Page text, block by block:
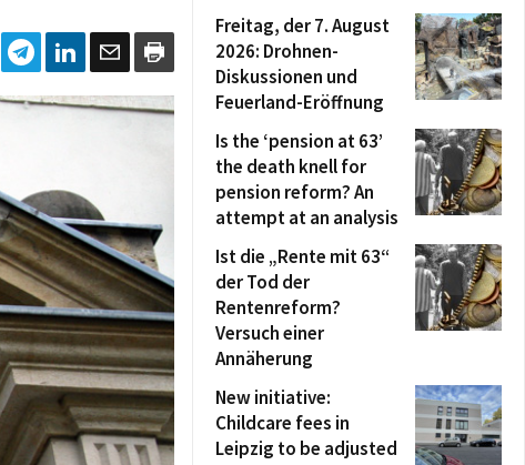
Freitag, der 7. August
2026: Drohnen-
Diskussionen und
Feuerland-Eröffnung
Is the ‘pension at 63’
the death knell for
pension reform? An
attempt at an analysis
Ist die „Rente mit 63“
der Tod der
Rentenreform?
Versuch einer
Annäherung
New initiative:
Childcare fees in
Leipzig to be adjusted